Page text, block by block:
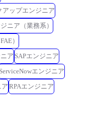
アップエンジニア
ニア（業務系）
）
ア SAPエンジニア
ServiceNowエンジニア
ア RPAエンジニア